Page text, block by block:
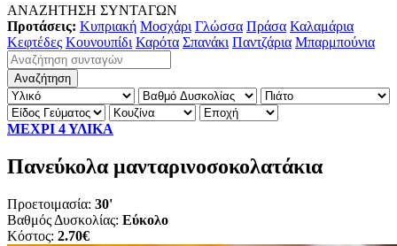
ΑΝΑΖΗΤΗΣΗ ΣΥΝΤΑΓΩΝ
Προτάσεις: Κυπριακή Μοσχάρι Γλώσσα Πράσα Καλαμάρια
Κεφτέδες Κουνουπίδι Καρότα Σπανάκι Παντζάρια Μπαρμπούνια
ΜΕΧΡΙ 4 ΥΛΙΚΑ
Πανεύκολα μανταρινοσοκολατάκια
Προετοιμασία: 30'
Βαθμός Δυσκολίας: Εύκολο
Κόστος: 2.70€